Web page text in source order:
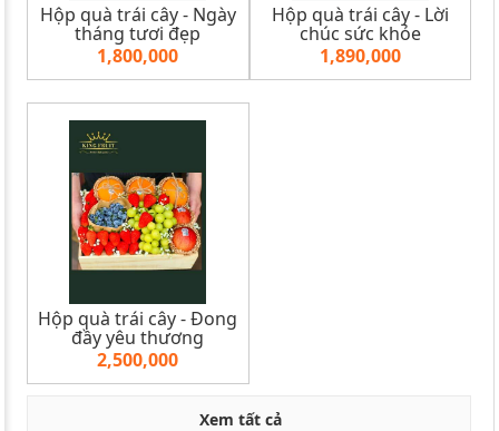
Hộp quà trái cây - Ngày
tháng tươi đẹp
1,800,000
Hộp quà trái cây - Lời
chúc sức khỏe
1,890,000
Hộp quà trái cây - Đong
đầy yêu thương
2,500,000
Xem tất cả